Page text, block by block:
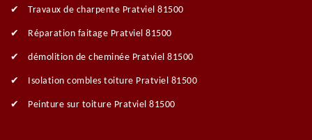
Travaux de charpente Pratviel 81500
Réparation faitage Pratviel 81500
démolition de cheminée Pratviel 81500
Isolation combles toiture Pratviel 81500
Peinture sur toiture Pratviel 81500